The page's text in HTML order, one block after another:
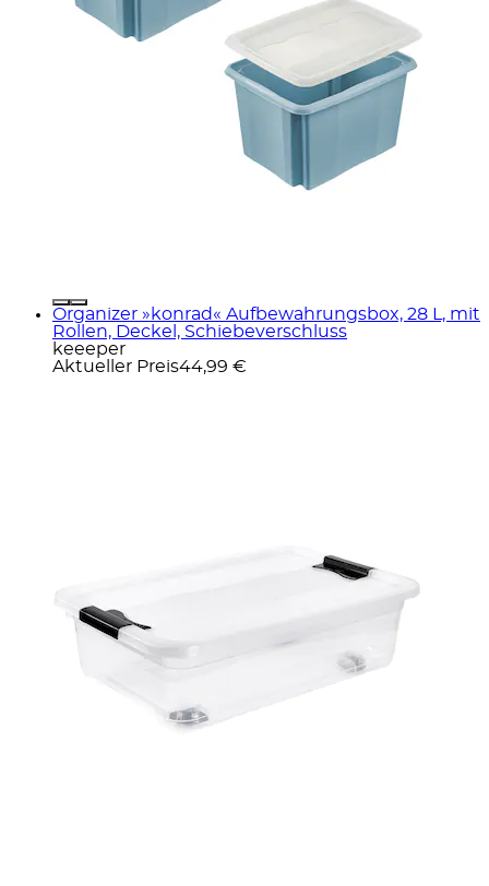
Organizer »konrad« Aufbewahrungsbox, 28 L, mit
Rollen, Deckel, Schiebeverschluss
keeeper
Aktueller Preis44,99 €